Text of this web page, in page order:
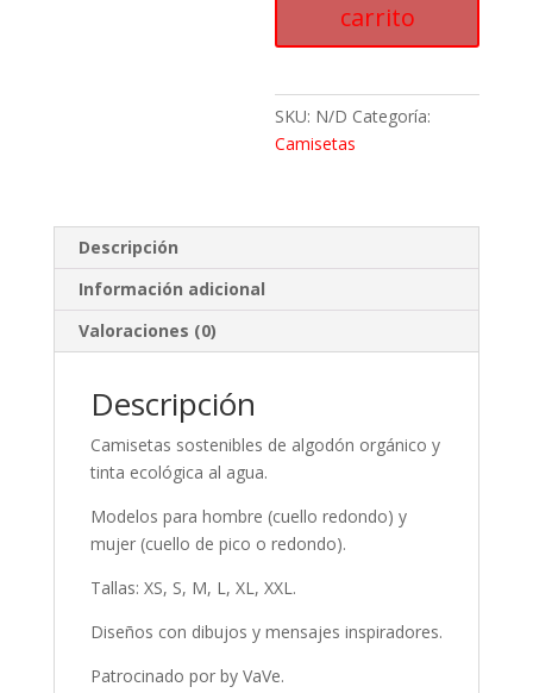
carrito
SKU: N/D Categoría:
Camisetas
Descripción
Información adicional
Valoraciones (0)
Descripción
Camisetas sostenibles de algodón orgánico y
tinta ecológica al agua.
Modelos para hombre (cuello redondo) y
mujer (cuello de pico o redondo).
Tallas: XS, S, M, L, XL, XXL.
Diseños con dibujos y mensajes inspiradores.
Patrocinado por by VaVe.